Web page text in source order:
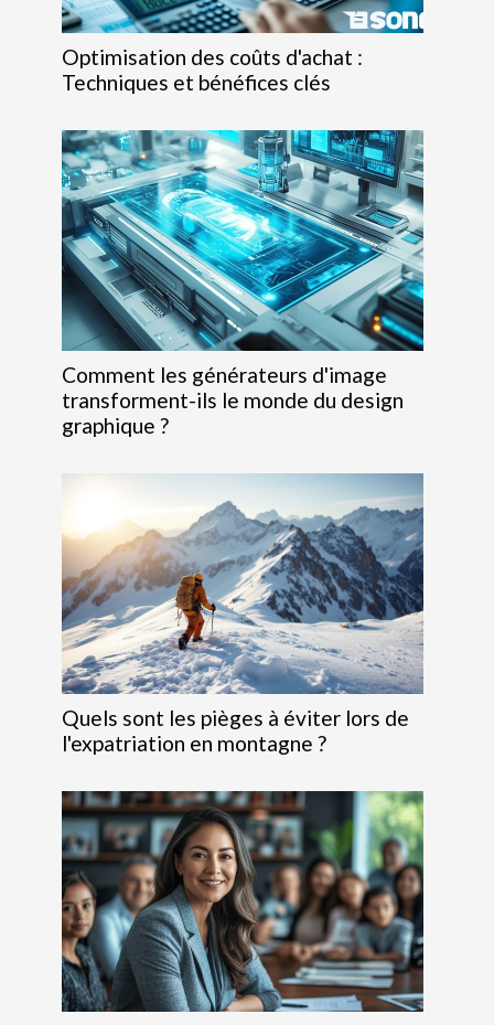
Optimisation des coûts d'achat :
Techniques et bénéfices clés
Comment les générateurs d'image
transforment-ils le monde du design
graphique ?
Quels sont les pièges à éviter lors de
l'expatriation en montagne ?